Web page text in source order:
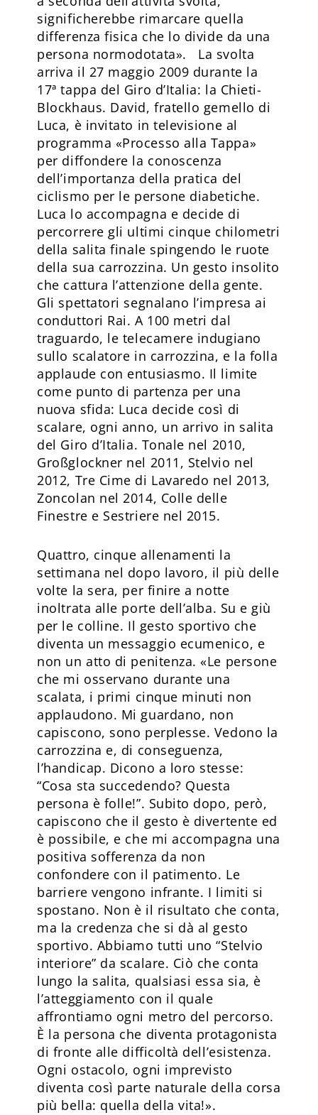
significherebbe rimarcare quella
differenza fisica che lo divide da una
persona normodotata». La svolta
arriva il 27 maggio 2009 durante la
17ª tappa del Giro d’Italia: la Chieti-
Blockhaus. David, fratello gemello di
Luca, è invitato in televisione al
programma «Processo alla Tappa»
per diffondere la conoscenza
dell’importanza della pratica del
ciclismo per le persone diabetiche.
Luca lo accompagna e decide di
percorrere gli ultimi cinque chilometri
della salita finale spingendo le ruote
della sua carrozzina. Un gesto insolito
che cattura l’attenzione della gente.
Gli spettatori segnalano l’impresa ai
conduttori Rai. A 100 metri dal
traguardo, le telecamere indugiano
sullo scalatore in carrozzina, e la folla
applaude con entusiasmo. Il limite
come punto di partenza per una
nuova sfida: Luca decide così di
scalare, ogni anno, un arrivo in salita
del Giro d’Italia. Tonale nel 2010,
Großglockner nel 2011, Stelvio nel
2012, Tre Cime di Lavaredo nel 2013,
Zoncolan nel 2014, Colle delle
Finestre e Sestriere nel 2015.
Quattro, cinque allenamenti la
settimana nel dopo lavoro, il più delle
volte la sera, per finire a notte
inoltrata alle porte dell’alba. Su e giù
per le colline. Il gesto sportivo che
diventa un messaggio ecumenico, e
non un atto di penitenza. «Le persone
che mi osservano durante una
scalata, i primi cinque minuti non
applaudono. Mi guardano, non
capiscono, sono perplesse. Vedono la
carrozzina e, di conseguenza,
l’handicap. Dicono a loro stesse:
“Cosa sta succedendo? Questa
persona è folle!”. Subito dopo, però,
capiscono che il gesto è divertente ed
è possibile, e che mi accompagna una
positiva sofferenza da non
confondere con il patimento. Le
barriere vengono infrante. I limiti si
spostano. Non è il risultato che conta,
ma la credenza che si dà al gesto
sportivo. Abbiamo tutti uno “Stelvio
interiore” da scalare. Ciò che conta
lungo la salita, qualsiasi essa sia, è
l’atteggiamento con il quale
affrontiamo ogni metro del percorso.
È la persona che diventa protagonista
di fronte alle difficoltà dell’esistenza.
Ogni ostacolo, ogni imprevisto
diventa così parte naturale della corsa
più bella: quella della vita!».